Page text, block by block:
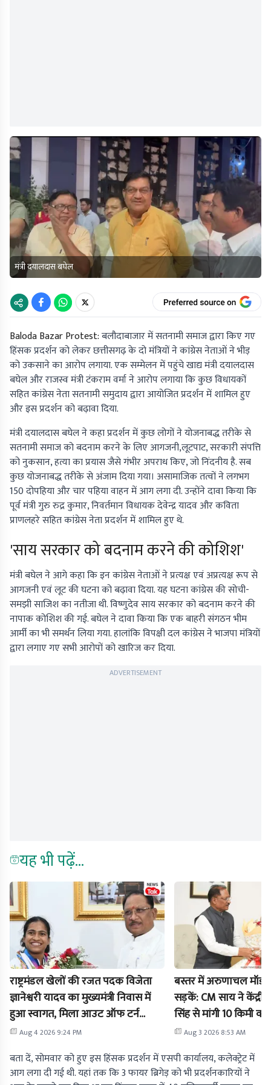
मंत्री दयालदास बघेल
Baloda Bazar Protest:बलौदाबाजार में सतनामी समाज द्वारा किए गए
हिंसक प्रदर्शन को लेकर छत्तीसगढ़ के दो मंत्रियों ने कांग्रेस नेताओं ने भीड़
को उकसाने का आरोप लगाया. एक सम्मेलन में पहुंचे खाद्य मंत्री दयालदास
बघेल और राजस्व मंत्री टंकराम वर्मा ने आरोप लगाया कि कुछ विधायकों
सहित कांग्रेस नेता सतनामी समुदाय द्वारा आयोजित प्रदर्शन में शामिल हुए
और इस प्रदर्शन को बढ़ावा दिया.
मंत्री दयालदास बघेल ने कहा प्रदर्शन में कुछ लोगों ने योजनाबद्ध तरीके से
सतनामी समाज को बदनाम करने के लिए आगजनी,लूटपाट, सरकारी संपत्ति
को नुकसान, हत्या का प्रयास जैसे गंभीर अपराध किए, जो निंदनीय है. सब
कुछ योजनाबद्ध तरीके से अंजाम दिया गया। असामाजिक तत्वों ने लगभग
150 दोपहिया और चार पहिया वाहन में आग लगा दी. उन्होंने दावा किया कि
पूर्व मंत्री गुरु रुद्र कुमार, निवर्तमान विधायक देवेन्द्र यादव और कविता
प्राणलहरे सहित कांग्रेस नेता प्रदर्शन में शामिल हुए थे.
'साय सरकार को बदनाम करने की कोशिश'
मंत्री बघेल ने आगे कहा कि इन कांग्रेस नेताओं ने प्रत्यक्ष एवं अप्रत्यक्ष रूप से
आगजनी एवं लूट की घटना को बढ़ावा दिया. यह घटना कांग्रेस की सोची-
समझी साजिश का नतीजा थी. विष्णुदेव साय सरकार को बदनाम करने की
नापाक कोशिश की गई. बघेल ने दावा किया कि एक बाहरी संगठन भीम
आर्मी का भी समर्थन लिया गया. हालांकि विपक्षी दल कांग्रेस ने भाजपा मंत्रियों
द्वारा लगाए गए सभी आरोपों को खारिज कर दिया.
ADVERTISEMENT
यह भी पढ़ें...
राष्ट्रमंडल खेलों की रजत पदक विजेता
ज्ञानेश्वरी यादव का मुख्यमंत्री निवास में
हुआ स्वागत, मिला आउट ऑफ टर्न
प्रमोशन
Aug 4 2026 9:24 PM
बस्तर में अरुणाचल
सड़कें: CM साय ने केंद्रीय
सिंह से मांगी 10 किमी
छूटAug 3 2026 8:53 AM
बता दें, सोमवार को हुए इस हिंसक प्रदर्शन में एसपी कार्यालय, कलेक्ट्रेट में
आग लगा दी गई थी. यहां तक कि 3 फायर ब्रिगेड़ को भी प्रदर्शनकारियों ने